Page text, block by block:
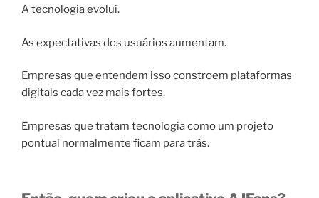
A tecnologia evolui.
As expectativas dos usuários aumentam.
Empresas que entendem isso constroem plataformas
digitais cada vez mais fortes.
Empresas que tratam tecnologia como um projeto
pontual normalmente ficam para trás.